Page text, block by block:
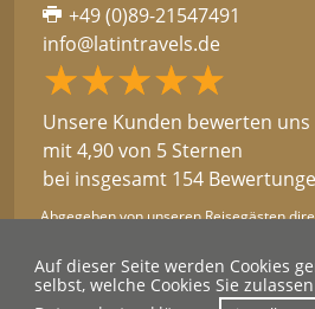
Auf dieser Seite werden Cookies
selbst, welche Cookies Sie
+49 (0)89-21547491
info@latintravels.de
★★★★★
☆☆☆☆☆
Unsere Kunden bewerten uns
mit 4,90 von 5 Sternen
bei insgesamt 154
Abgegeben von unseren Reisegästen